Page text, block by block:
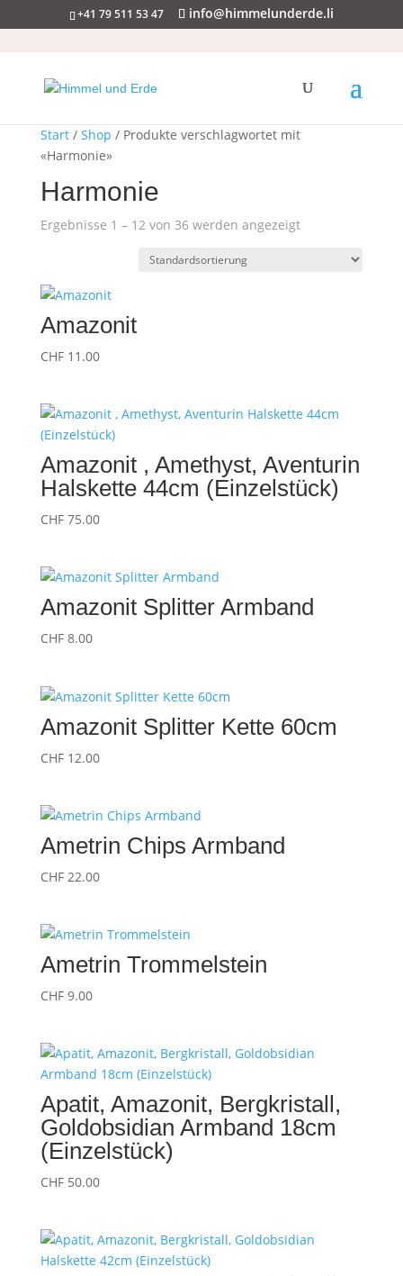
+41 79 511 53 47 info@himmelunderde.li
Start/ Shop / Produkte verschlagwortet mit
«Harmonie»
Harmonie
Ergebnisse 1 – 12 von 36 werden angezeigt
Amazonit
CHF11.00
Amazonit , Amethyst, Aventurin
Halskette 44cm (Einzelstück)
CHF75.00
Amazonit Splitter Armband
CHF8.00
Amazonit Splitter Kette 60cm
CHF12.00
Ametrin Chips Armband
CHF22.00
Ametrin Trommelstein
CHF9.00
Apatit, Amazonit, Bergkristall,
Goldobsidian Armband 18cm
(Einzelstück)
CHF50.00